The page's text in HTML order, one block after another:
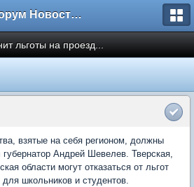
Форум Новостройки
льготы на проезд...
взятые на себя регионом, должны
Андрей Шевелев. Тверская,
области могут отказаться от льгот
для школьников и студентов.